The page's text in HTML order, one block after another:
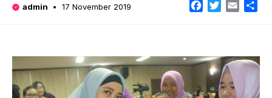
admin 17 November 2019 Facebook
TwitterEmail